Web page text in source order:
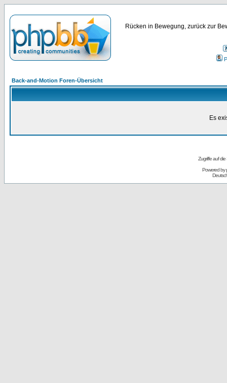
Rücken in Bewegung, zurück zur
Back-and-Motion Foren-Übersicht
Es
Zugriffe auf
Powered by